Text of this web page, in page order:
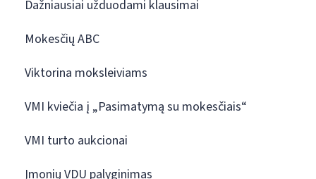
Dažniausiai užduodami klausimai
Mokesčių ABC
Viktorina moksleiviams
VMI kviečia į „Pasimatymą su mokesčiais“
VMI turto aukcionai
Įmonių VDU palyginimas